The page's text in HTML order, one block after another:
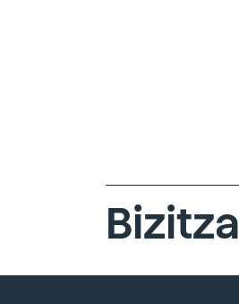
Bizitza